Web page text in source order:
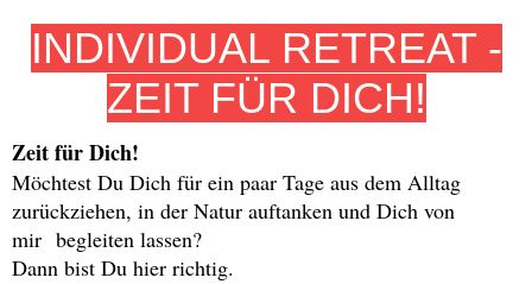
INDIVIDUAL RETREAT -
ZEIT FÜR DICH!
Zeit für Dich!
Möchtest Du Dich für ein paar Tage aus dem Alltag
zurückziehen, in der Natur auftanken und Dich von
mir begleiten lassen?
Dann bist Du hier richtig.